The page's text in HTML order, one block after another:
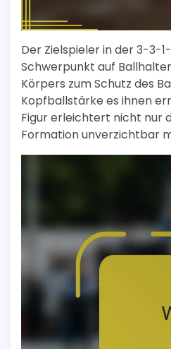
Der Zielspieler in der 3-3-
Schwerpunkt auf
Körpers zum Schutz des
Kopfballstärke es ihnen
Figur erleichtert nicht nur
Formation unverzichtbar